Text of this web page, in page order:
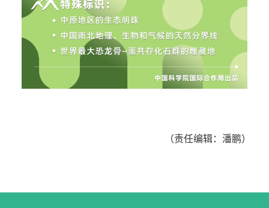
（责任编辑：潘鹏）